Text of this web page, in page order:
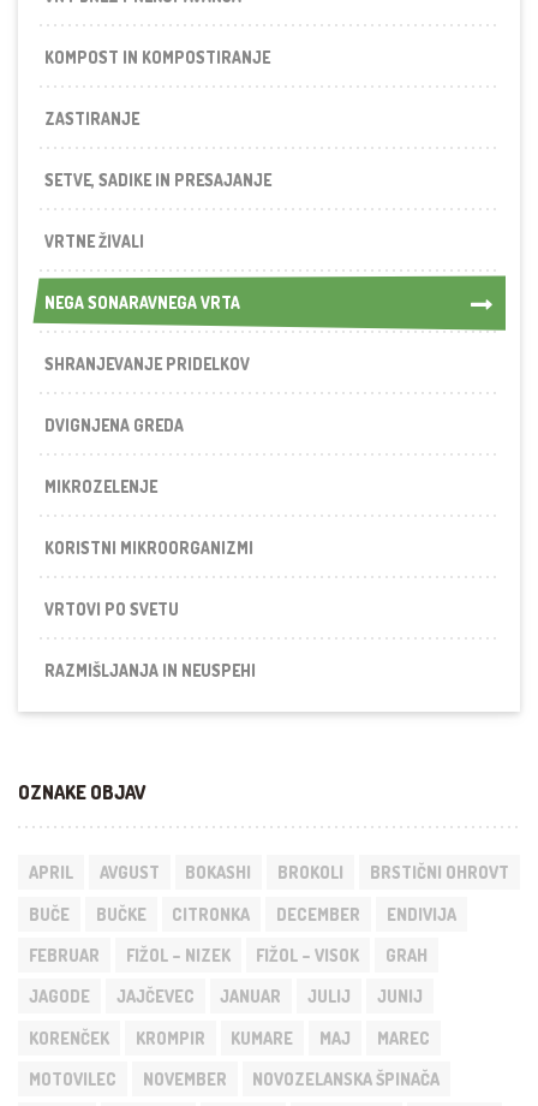
KOMPOST IN KOMPOSTIRANJE
ZASTIRANJE
SETVE, SADIKE IN PRESAJANJE
VRTNE ŽIVALI
NEGA SONARAVNEGA VRTA
NEGA SONARAVNEGA VRTA
SHRANJEVANJE PRIDELKOV
DVIGNJENA GREDA
MIKROZELENJE
KORISTNI MIKROORGANIZMI
VRTOVI PO SVETU
RAZMIŠLJANJA IN NEUSPEHI
OZNAKE OBJAV
APRIL AVGUST BOKASHI BROKOLI BRSTIČNI OHROVT
BUČE BUČKE CITRONKA DECEMBER ENDIVIJA
FEBRUAR FIŽOL – NIZEK FIŽOL – VISOK GRAH
JAGODE JAJČEVEC JANUAR JULIJ JUNIJ
KORENČEK KROMPIR KUMARE MAJ MAREC
MOTOVILEC NOVEMBER NOVOZELANSKA ŠPINAČA